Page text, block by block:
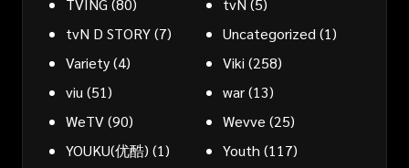
TVING (80) tvN (5)
tvN D STORY(7) Uncategorized (1)
Variety(4) Viki (258)
viu (51) war(13)
WeTV(90) Wevve (25)
YOUKU(优酷) (1) Youth (117)